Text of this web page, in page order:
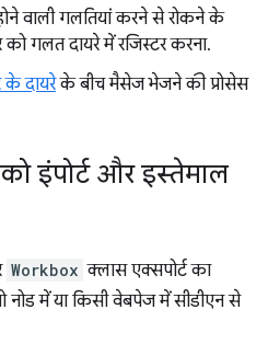
वाली गलतियां करने से रोकने के
गलत दायरे में रजिस्टर करना.
के दायरेके बीच मैसेज भेजने की प्रोसेस
को इंपोर्ट और इस्तेमाल
Workbox क्लास एक्सपोर्ट का
नोड में या किसी वेबपेज में सीडीएन से